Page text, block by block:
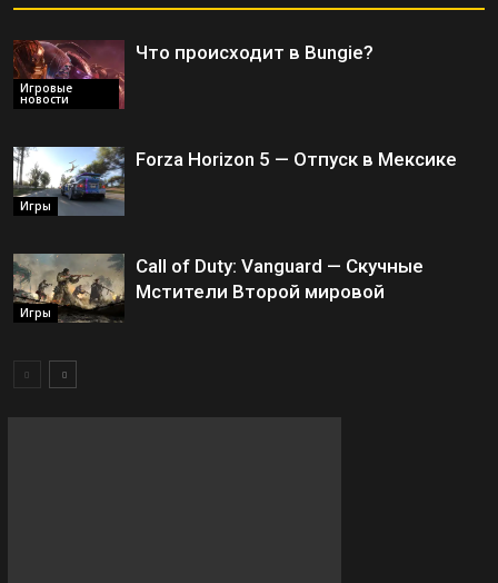
Игровые
новости
Что происходит в Bungie?
Игры
Forza Horizon 5 — Отпуск в Мексике
Игры
Call of Duty: Vanguard — Скучные
Мстители Второй мировой